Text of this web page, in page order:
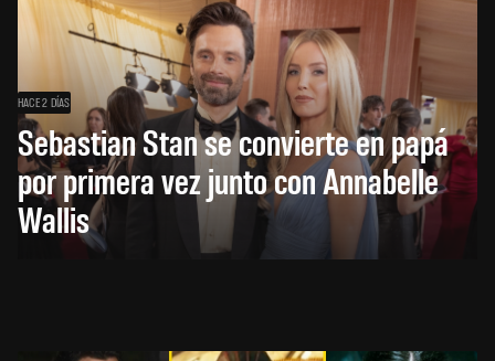
HACE 2 DÍAS
Sebastian Stan se convierte en papá
por primera vez junto con Annabelle
Wallis